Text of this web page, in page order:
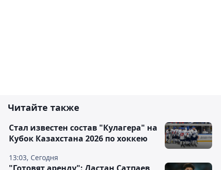
Читайте также
13:03, Сегодня
Стал известен состав "Кулагера" на
Кубок Казахстана 2026 по хоккею